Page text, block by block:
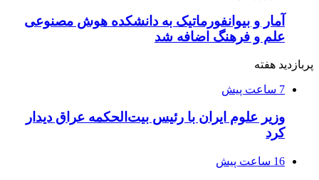
آمار و بیوانفورماتیک به دانشکده هوش مصنوعی
علم و فرهنگ اضافه شد
پربازدید هفته
7 ساعت پیش
وزیر علوم ایران با رئیس بیت‌الحکمه عراق دیدار
کرد
16 ساعت پیش